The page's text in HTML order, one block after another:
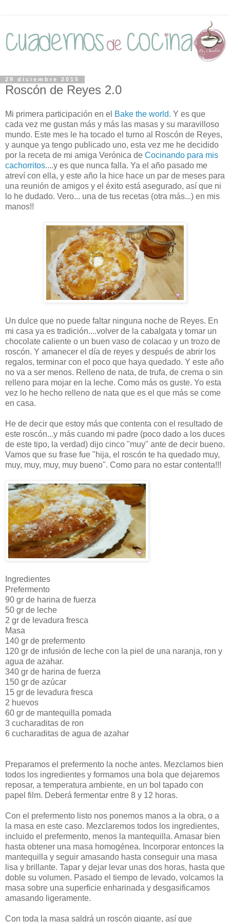
29 diciembre 2015
Roscón de Reyes 2.0
Mi primera participación en el Bake the world. Y es que
cada vez me gustan más y más las masas y su maravilloso
mundo. Este mes le ha tocado el turno al Roscón de Reyes,
y aunque ya tengo publicado uno, esta vez me he decidido
por la receta de mi amiga Verónica de Cocinando para mis
cachorritos....y es que nunca falla. Ya el año pasado me
atreví con ella, y este año la hice hace un par de meses para
una reunión de amigos y el éxito está asegurado, así que ni
lo he dudado. Vero... una de tus recetas (otra más...) en mis
manos!!
Un dulce que no puede faltar ninguna noche de Reyes. En
mi casa ya es tradición....volver de la cabalgata y tomar un
chocolate caliente o un buen vaso de colacao y un trozo de
roscón. Y amanecer el día de reyes y después de abrir los
regalos, terminar con el poco que haya quedado. Y este año
no va a ser menos. Relleno de nata, de trufa, de crema o sin
relleno para mojar en la leche. Como más os guste. Yo esta
vez lo he hecho relleno de nata que es el que más se come
en casa.
He de decir que estoy más que contenta con el resultado de
este roscón...y más cuando mi padre (poco dado a los duces
de este tipo, la verdad) dijo cinco "muy" ante de decir bueno.
Vamos que su frase fue "hija, el roscón te ha quedado muy,
muy, muy, muy, muy bueno". Como para no estar contenta!!!
Ingredientes
Prefermento
90 gr de harina de fuerza
50 gr de leche
2 gr de levadura fresca
Masa
140 gr de prefermento
120 gr de infusión de leche con la piel de una naranja, ron y
agua de azahar.
340 gr de harina de fuerza
150 gr de azúcar
15 gr de levadura fresca
2 huevos
60 gr de mantequilla pomada
3 cucharaditas de ron
6 cucharaditas de agua de azahar
Preparamos el prefermento la noche antes. Mezclamos bien
todos los ingredientes y formamos una bola que dejaremos
reposar, a temperatura ambiente, en un bol tapado con
papel film. Deberá fermentar entre 8 y 12 horas.
Con el prefermento listo nos ponemos manos a la obra, o a
la masa en este caso. Mezclaremos todos los ingredientes,
incluido el prefermento, menos la mantequilla. Amasar bien
hasta obtener una masa homogénea. Incorporar entonces la
mantequilla y seguir amasando hasta conseguir una masa
lisa y brillante. Tapar y dejar levar unas dos horas, hasta que
doble su volumen. Pasado el tiempo de levado, volcamos la
masa sobre una superficie enharinada y desgasificamos
amasando ligeramente.
Con toda la masa saldrá un roscón gigante, así que